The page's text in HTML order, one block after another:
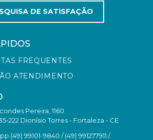
DE SATISFAÇÃO
FREQUENTES
ATENDIMENTO
Pereira, 1160
222 Dionísio Torres - Fortaleza - CE
(49) 99101-9840 / (49) 991277911 /